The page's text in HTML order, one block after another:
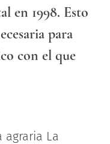
en 1998. Esto
para
con el que
agraria La